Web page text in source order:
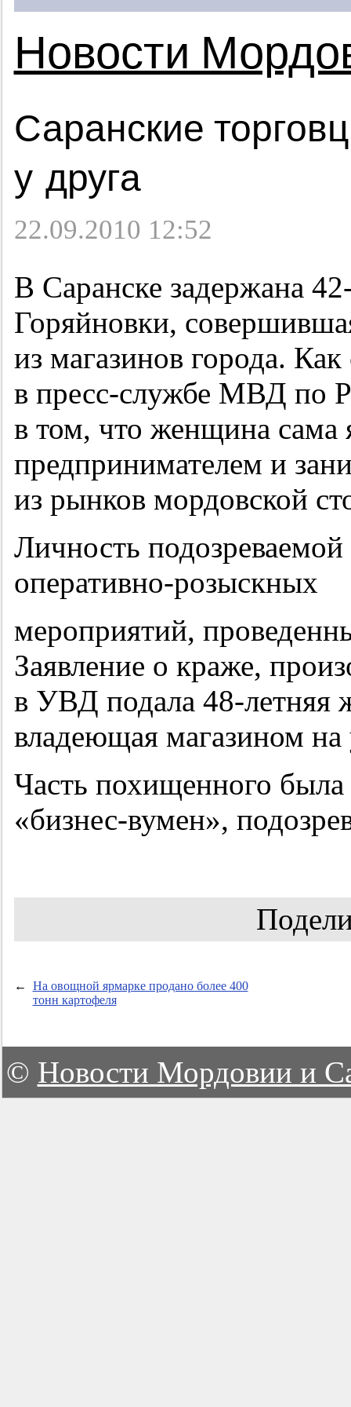
Новости
Саранские
у друга
22.09.2010 12:52
В Саранске задержана
Горяйновки,
из магазинов города.
в пресс-службе МВД по
в том, что женщина сама
предпринимателем и
из рынков мордовской
Личность
оперативно-розыскных
мероприятий,
Заявление о краже,
в УВД подала 48-летняя
владеющая магазином на
Часть похищенного была
«бизнес-вумен»,
←
На овощной ярмарке продано более 400
тонн картофеля
© Новости Мордовии и